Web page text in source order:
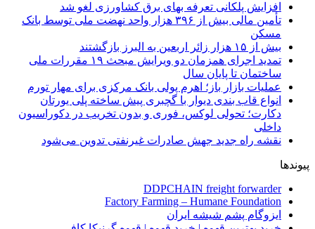
افزایش پلکانی تعرفه بهای برق کشاورزی لغو شد
تأمین مالی بیش از ۳۹۶ هزار واحد نهضت ملی توسط بانک
مسکن
بیش از ۱۵ هزار زائر اربعین به البرز بازگشتند
تمدید اجرای همزمان دو ویرایش مبحث ۱۹ مقررات ملی
ساختمان تا پایان سال
عملیات بازار باز؛ اهرم پولی بانک مرکزی برای مهار تورم
انواع قاب بندی دیوار با گچبری پیش ساخته پلی یورتان
دکارت؛ تحولی لوکس، فوری و بدون تخریب در دکوراسیون
داخلی
نقشه راه جدید جهش صادرات غیرنفتی تدوین می‌شود
پیوندها
DDPCHAIN freight forwarder
Factory Farming – Humane Foundation
ایزوگام پشم شیشه ایران